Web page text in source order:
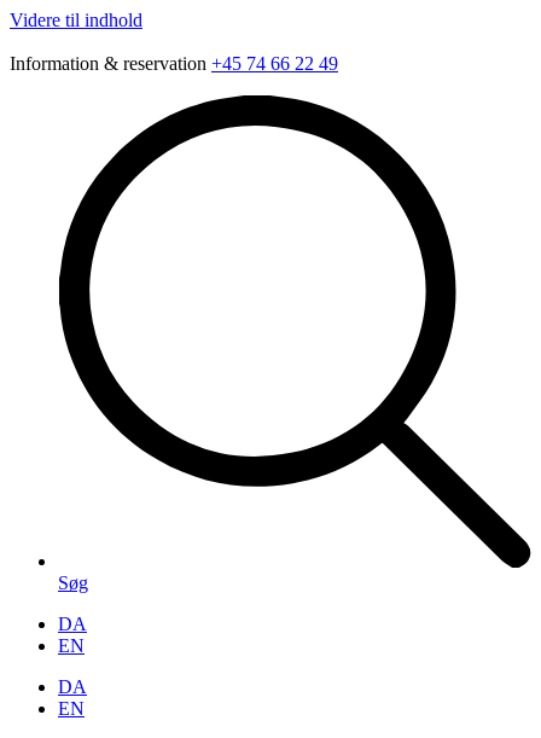
Videre til indhold
Information & reservation +45 74 66 22 49
Søg
DA
EN
DA
EN